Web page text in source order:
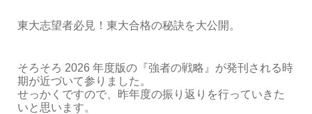
東大志望者必見！東大合格の秘訣を大公開。
そろそろ 2026 年度版の『強者の戦略』が発刊される時
期が近づいて参りました。
せっかくですので、昨年度の振り返りを行っていきた
いと思います。